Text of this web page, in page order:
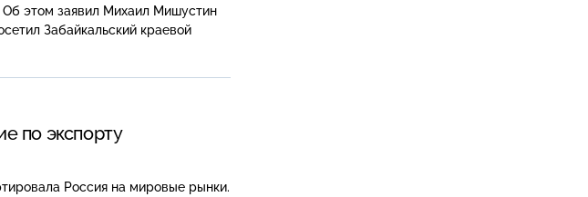
Об этом заявил Михаил Мишустин
Забайкальский краевой
по экспорту
Россия на мировые рынки.